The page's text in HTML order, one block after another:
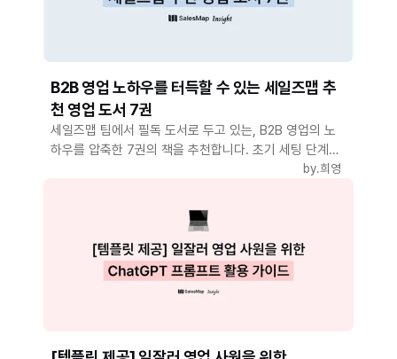
B2B 영업 노하우를 터득할 수 있는 세일즈맵 추
천 영업 도서 7권
세일즈맵 팀에서 필독 도서로 두고 있는, B2B 영업의 노
하우를 압축한 7권의 책을 추천합니다. 초기 세팅 단계부
터 성숙 단계 기업까지 걸맞는 책을 차례대로 소개해 드릴
by.희영